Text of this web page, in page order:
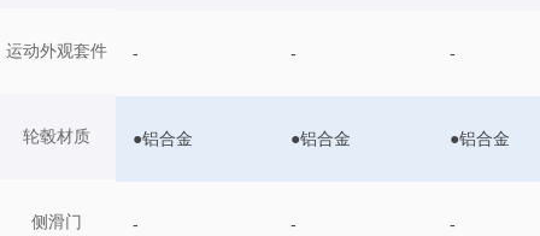
运动外观套件
轮毂材质
侧滑门
- - -
●铝合金 ●铝合金 ●铝合金
- - -